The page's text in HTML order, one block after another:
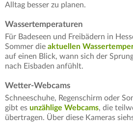
Alltag besser zu planen.
Wassertemperaturen
Für Badeseen und Freibädern in
Sommer die aktuellen
auf einen Blick, wann sich der
nach Eisbaden anfühlt.
Wetter-Webcams
Schneeschuhe, Regenschirm oder
gibt es unzählige Webcams, die
übertragen. Über diese Kameras